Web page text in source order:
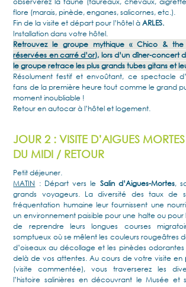
flore (marais, pinède, enganes, salicornes, etc.).
Fin de la visite et départ pour l’hôtel àARLES.
Installation dans votre hôtel.
Retrouvez le groupe mythique « Chico & the
réservées en carré d’or), lors d’un dîner-concert
le groupe retrace les plus grands tubes gitans et
Résolument festif et envoûtant, ce spectacle
fans de la première heure tout comme le grand
moment inoubliable !
Retour en autocar à l’hôtel et logement.
JOUR 2 : VISITE D’AIGUES
DU MIDI / RETOUR
Petit déjeuner.
MATIN : Départ vers le Salin d’Aigues-Mortes,
grands voyageurs. La diversité des taux de
fréquentation humaine leur fournissent une
un environnement paisible pour une halte ou
de reprendre leurs longues courses
somptueux où se mêlent les couleurs rougeâtres
d’oiseaux au décollage et les pinèdes
delà de vos attentes. Au cours de votre visite en
(visite commentée), vous traverserez les
l’histoire salinières en découvrant le Musée